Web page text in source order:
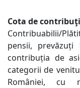
Cota de
Contribuabilii/
pensii,
contribuția de
categorii de
României, cu